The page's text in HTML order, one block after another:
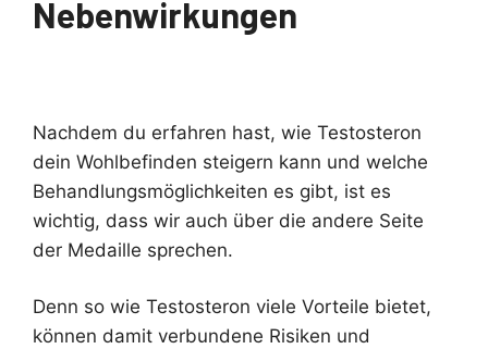
Nebenwirkungen
Nachdem du erfahren hast, wie Testosteron
dein Wohlbefinden steigern kann und welche
Behandlungsmöglichkeiten es gibt, ist es
wichtig, dass wir auch über die andere Seite
der Medaille sprechen.
Denn so wie Testosteron viele Vorteile bietet,
können damit verbundene Risiken und